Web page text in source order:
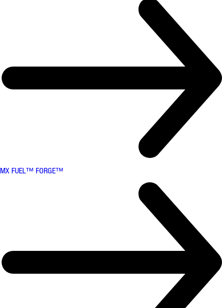
MX FUEL™ FORGE™